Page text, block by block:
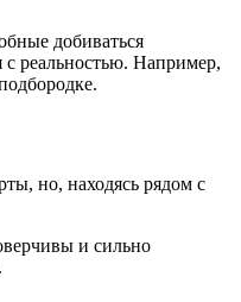
добиваться
реальностью. Например,
но, находясь рядом с
и сильно